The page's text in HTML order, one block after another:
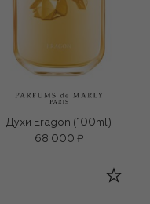
Духи Eragon (100ml)
68 000 ₽